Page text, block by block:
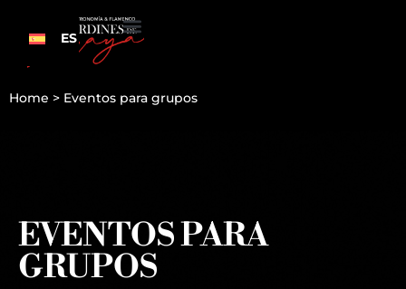
ES
Home > Eventos para grupos
EVENTOS PARA
GRUPOS